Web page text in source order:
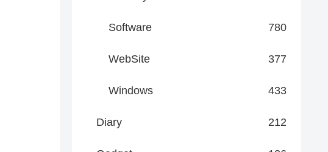
Software 780
WebSite 377
Windows 433
Diary 212